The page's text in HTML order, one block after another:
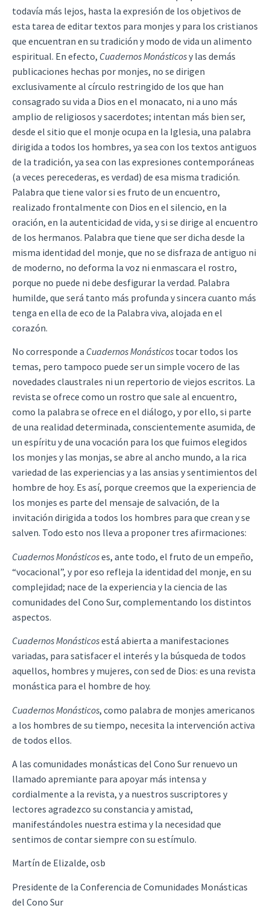
todavía más lejos, hasta la expresión de los objetivos de
esta tarea de editar textos para monjes y para los cristianos
que encuentran en su tradición y modo de vida un alimento
espiritual. En efecto, Cuadernos Monásticosy las demás
publicaciones hechas por monjes, no se dirigen
exclusivamente al círculo restringido de los que han
consagrado su vida a Dios en el monacato, ni a uno más
amplio de religiosos y sacerdotes; intentan más bien ser,
desde el sitio que el monje ocupa en la Iglesia, una palabra
dirigida a todos los hombres, ya sea con los textos antiguos
de la tradición, ya sea con las expresiones contemporáneas
(a veces perecederas, es verdad) de esa misma tradición.
Palabra que tiene valor si es fruto de un encuentro,
realizado frontalmente con Dios en el silencio, en la
oración, en la autenticidad de vida, y si se dirige al encuentro
de los hermanos. Palabra que tiene que ser dicha desde la
misma identidad del monje, que no se disfraza de antiguo ni
de moderno, no deforma la voz ni enmascara el rostro,
porque no puede ni debe desfigurar la verdad. Palabra
humilde, que será tanto más profunda y sincera cuanto más
tenga en ella de eco de la Palabra viva, alojada en el
corazón.
No corresponde a Cuadernos Monásticos tocar todos los
temas, pero tampoco puede ser un simple vocero de las
novedades claustrales ni un repertorio de viejos escritos. La
revista se ofrece como un rostro que sale al encuentro,
como la palabra se ofrece en el diálogo, y por ello, si parte
de una realidad determinada, conscientemente asumida, de
un espíritu y de una vocación para los que fuimos elegidos
los monjes y las monjas, se abre al ancho mundo, a la rica
variedad de las experiencias y a las ansias y sentimientos del
hombre de hoy. Es así, porque creemos que la experiencia de
los monjes es parte del mensaje de salvación, de la
invitación dirigida a todos los hombres para que crean y se
salven. Todo esto nos lleva a proponer tres afirmaciones:
Cuadernos Monásticoses, ante todo, el fruto de un empeño,
“vocacional”, y por eso refleja la identidad del monje, en su
complejidad; nace de la experiencia y la ciencia de las
comunidades del Cono Sur, complementando los distintos
aspectos.
Cuadernos Monásticosestá abierta a manifestaciones
variadas, para satisfacer el interés y la búsqueda de todos
aquellos, hombres y mujeres, con sed de Dios: es una revista
monástica para el hombre de hoy.
Cuadernos Monásticos, como palabra de monjes americanos
a los hombres de su tiempo, necesita la intervención activa
de todos ellos.
A las comunidades monásticas del Cono Sur renuevo un
llamado apremiante para apoyar más intensa y
cordialmente a la revista, y a nuestros suscriptores y
lectores agradezco su constancia y amistad,
manifestándoles nuestra estima y la necesidad que
sentimos de contar siempre con su estímulo.
Martín de Elizalde, osb
Presidente de la Conferencia de Comunidades Monásticas
del Cono Sur